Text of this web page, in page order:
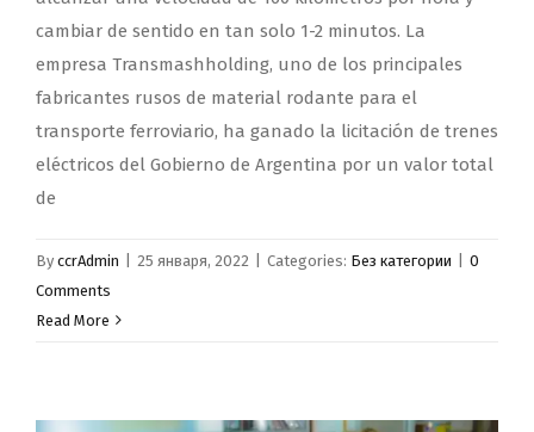
cambiar de sentido en tan solo 1-2 minutos. La
empresa Transmashholding, uno de los principales
fabricantes rusos de material rodante para el
transporte ferroviario, ha ganado la licitación de trenes
eléctricos del Gobierno de Argentina por un valor total
de
By ccrAdmin 25 января, 2022 Categories: Без категории
0
Comments
Read More